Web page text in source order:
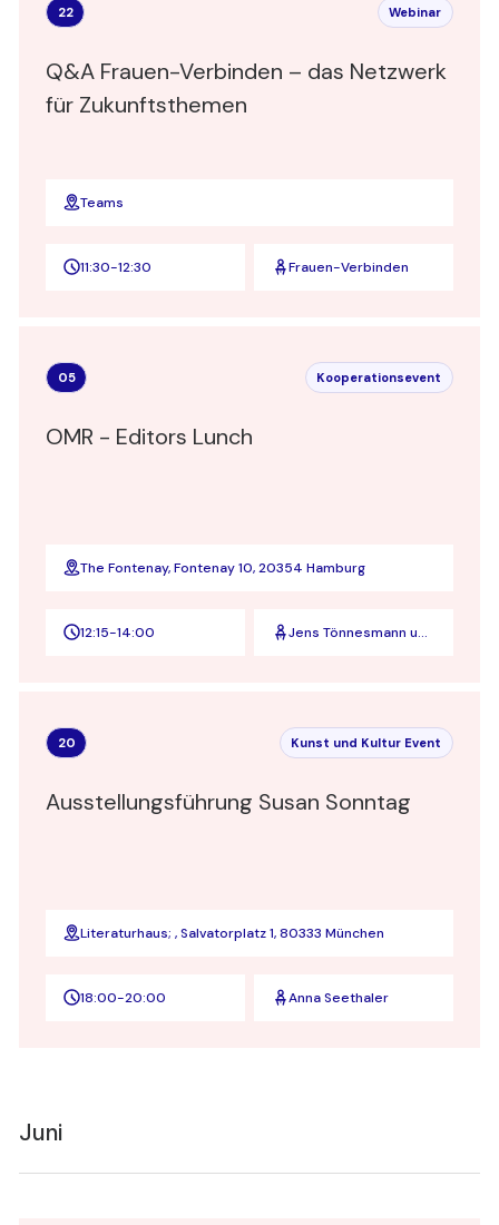
22 Webinar
Q&A Frauen-Verbinden – das Netzwerk
für Zukunftsthemen
Teams
11:30-12:30 Frauen-Verbinden
05 Kooperationsevent
OMR - Editors Lunch
The Fontenay, Fontenay 10, 20354 Hamburg
12:15-14:00
Jens Tönnesmann und
20 Kunst und Kultur Event
Ausstellungsführung Susan Sonntag
Literaturhaus; , Salvatorplatz 1, 80333 München
18:00-20:00 Anna Seethaler
Juni